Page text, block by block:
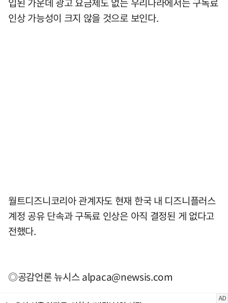
인상 가능성이 크지 않을 것으로 보인다.
월트디즈니코리아 관계자도 현재 한국 내 디즈니플러스
계정 공유 단속과 구독료 인상은 아직 결정된 게 없다고
전했다.
◎공감언론 뉴시스alpaca@newsis.com